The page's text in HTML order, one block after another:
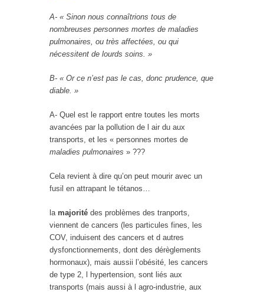
A- « Sinon nous connaîtrions tous de
nombreuses personnes mortes de maladies
pulmonaires, ou très affectées, ou qui
nécessitent de lourds soins. »
B- « Or ce n’est pas le cas, donc prudence, que
diable. »
A- Quel est le rapport entre toutes les morts
avancées par la pollution de l air du aux
transports, et les « personnes mortes de
maladies pulmonaires » ???
Cela revient à dire qu’on peut mourir avec un
fusil en attrapant le tétanos…
la majorité des problèmes des tranports,
viennent de cancers (les particules fines, les
COV, induisent des cancers et d autres
dysfonctionnements, dont des dérèglements
hormonaux), mais aussii l’obésité, les cancers
de type 2, l hypertension, sont liés aux
transports (mais aussi à l agro-industrie, aux